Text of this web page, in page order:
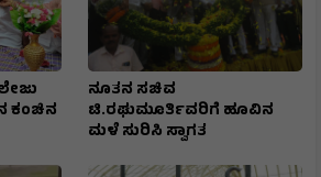
ಕಂಚಿನ
ನೂತನ ಸಚಿವ
ಟಿ.ರಘುಮೂರ್ತಿವರಿಗೆ ಹೂವಿನ
ಮಳೆ ಸುರಿಸಿ ಸ್ವಾಗತ